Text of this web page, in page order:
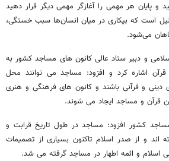
پایان هر مهمی را آغازگر مهمی دیگر قرار دهید
است که بیکاری در میان انسان‌ها سبب خستگی،
می‌شود.
و دبیر ستاد عالی کانون های مساجد کشور به
اشاره کرد و افزود: مساجد می توانند محل
دینی و قرآنی باشند و کانون های فرهنگی و هنری
قرآن و مساجد ایجاد می شوند.
کشور افزود: مساجد در طول تاریخ قرابت و
اند و از صدر اسلام تاکنون بسیاری از تصمیمات
اسلام و ائمه اطهار در مساجد گرفته می شد.